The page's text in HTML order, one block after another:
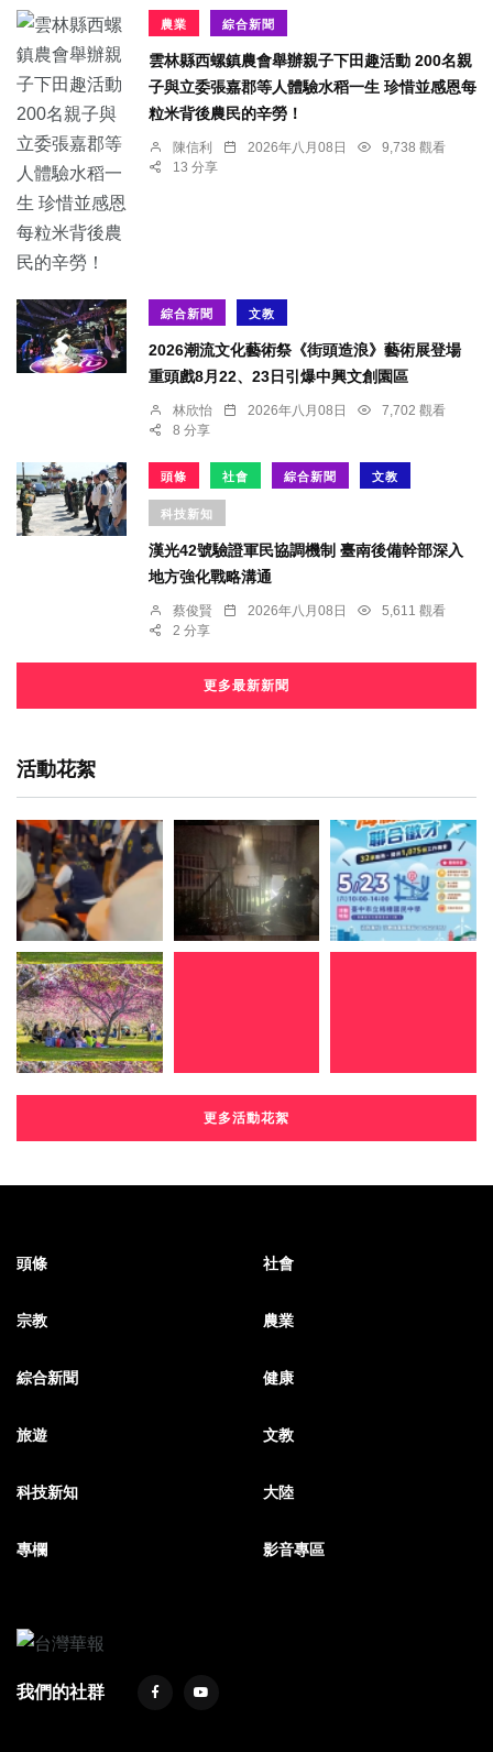
農業 綜合新聞
雲林縣西螺鎮農會舉辦親子下田趣活動 200名親
子與立委張嘉郡等人體驗水稻一生 珍惜並感恩每
粒米背後農民的辛勞！
陳信利 2026年八月08日
9,738 觀看
13 分享
綜合新聞 文教
2026潮流文化藝術祭《街頭造浪》藝術展登場
重頭戲8月22、23日引爆中興文創園區
林欣怡 2026年八月08日
7,702 觀看
8 分享
頭條 社會 綜合新聞 文教
科技新知
漢光42號驗證軍民協調機制 臺南後備幹部深入
地方強化戰略溝通
蔡俊賢 2026年八月08日
5,611 觀看
2 分享
更多最新新聞
活動花絮
更多活動花絮
頭條 社會
宗教 農業
綜合新聞 健康
旅遊 文教
科技新知 大陸
專欄 影音專區
我們的社群